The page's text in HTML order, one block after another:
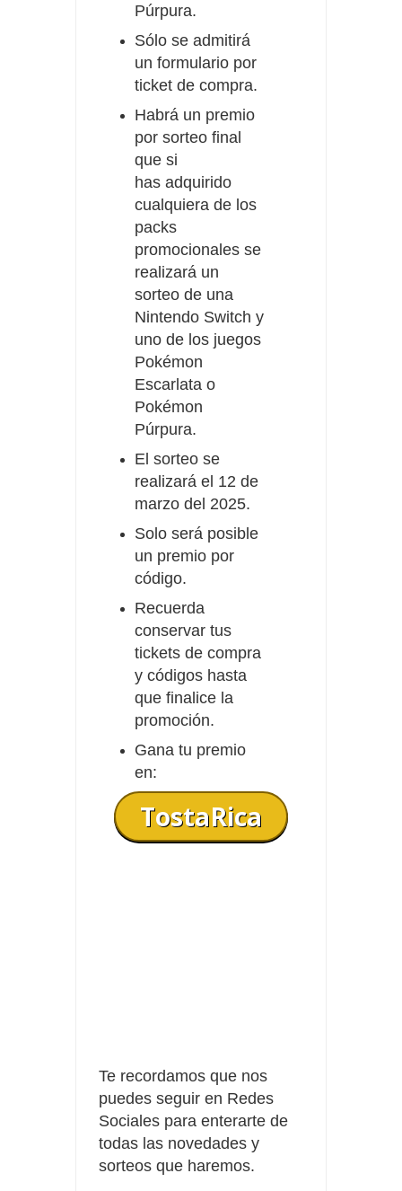
Púrpura.
Sólo se admitirá
un formulario por
ticket de compra.
Habrá un premio
por sorteo final
que si
has adquirido
cualquiera de los
packs
promocionales se
realizará un
sorteo de una
Nintendo Switch y
uno de los juegos
Pokémon
Escarlata o
Pokémon
Púrpura.
El sorteo se
realizará el 12 de
marzo del 2025.
Solo será posible
un premio por
código.
Recuerda
conservar tus
tickets de compra
y códigos hasta
que finalice la
promoción.
Gana tu premio
en:
TostaRica
Te recordamos que nos
puedes seguir en Redes
Sociales para enterarte de
todas las novedades y
sorteos que haremos.